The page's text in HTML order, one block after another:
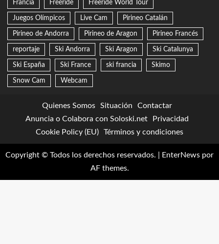
Francia Freeride Freeride World Tour
Juegos Olímpicos Live Cam Pirineo Catalán
Pirineo de Andorra Pirineo de Aragon Pirineo Francés
reportaje Ski Andorra Ski Aragon Ski Catalunya
Ski España Ski France ski francia Skimo
Snow Cam Webcam
Quienes Somos Situación
Contactar
Anuncia o Colabora con Soloski.net
Privacidad
Cookie Policy (EU)
Términos y condiciones
Copyright © Todos los derechos reservados. EnterNews por
AF themes.